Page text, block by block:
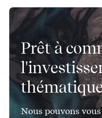
Prêt à
Nous pouvons